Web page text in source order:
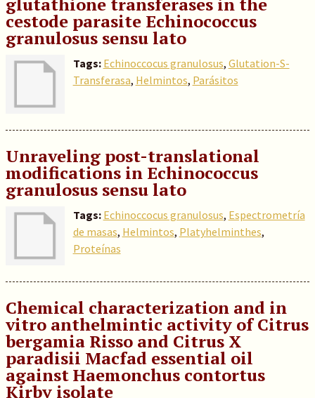
cestode parasite Echinococcus
granulosus sensu lato
Tags: Echinoccocus granulosus, Glutation-S-
Transferasa, Helmintos, Parásitos
Unraveling post-translational
modifications in Echinococcus
granulosus sensu lato
Tags: Echinoccocus granulosus, Espectrometría
de masas, Helmintos, Platyhelminthes,
Proteínas
Chemical characterization and in
vitro anthelmintic activity of Citrus
bergamia Risso and Citrus X
paradisii Macfad essential oil
against Haemonchus contortus
Kirby isolate